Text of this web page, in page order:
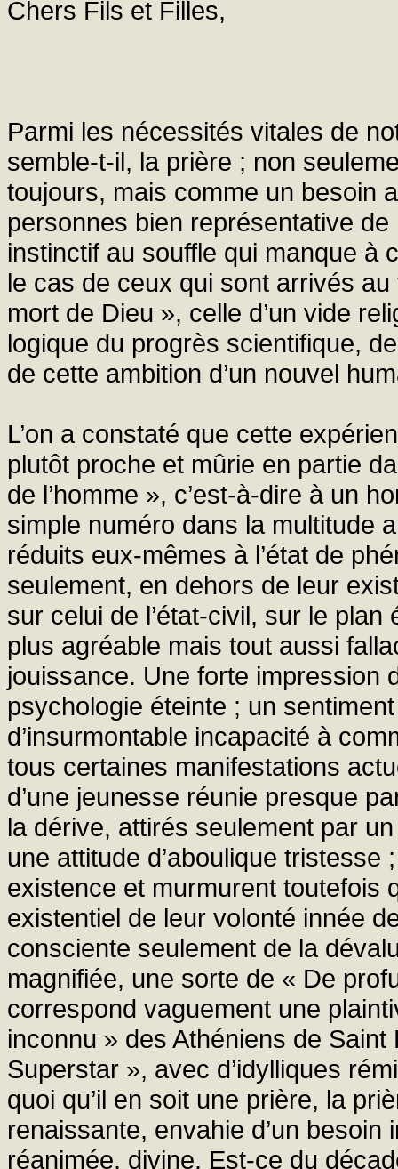
Chers Fils et Filles,
Parmi les nécessités vitales de
semble-t-il, la prière ; non
toujours, mais comme un besoin
personnes bien représentative
instinctif au souffle qui manque à
le cas de ceux qui sont arrivés
mort de Dieu », celle d’un vide
logique du progrès scientifique,
de cette ambition d’un nouvel
L’on a constaté que cette
plutôt proche et mûrie en partie
de l’homme », c’est-à-dire à un
simple numéro dans la multitude
réduits eux-mêmes à l’état de
seulement, en dehors de leur
sur celui de l’état-civil, sur le
plus agréable mais tout aussi
jouissance. Une forte impression
psychologie éteinte ; un
d’insurmontable incapacité à
tous certaines manifestations
d’une jeunesse réunie presque
la dérive, attirés seulement par
une attitude d’aboulique
existence et murmurent toutefois
existentiel de leur volonté innée
consciente seulement de la
magnifiée, une sorte de « De
correspond vaguement une
inconnu » des Athéniens de
Superstar », avec d’idylliques
quoi qu’il en soit une prière, la
renaissante, envahie d’un
réanimée, divine. Est-ce du